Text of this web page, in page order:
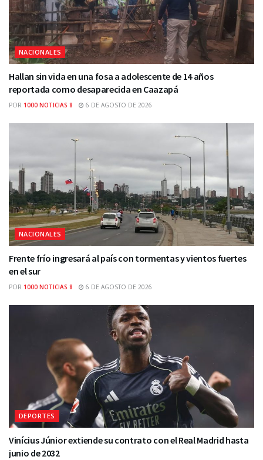
NACIONALES
Hallan sin vida en una fosa a adolescente de 14 años
reportada como desaparecida en Caazapá
POR 1000 NOTICIAS 8 6 DE AGOSTO DE 2026
NACIONALES
Frente frío ingresará al país con tormentas y vientos fuertes
en el sur
POR 1000 NOTICIAS 8 6 DE AGOSTO DE 2026
DEPORTES
Vinícius Júnior extiende su contrato con el Real Madrid hasta
junio de 2032